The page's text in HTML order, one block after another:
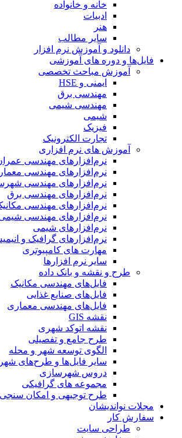
خانه و خانواده
ادبیات
هنر
سایر مطالب
دانلود و آموزش نرم افزار
فایل‌ها و دوره های آموزشی
آموزش مباحث تخصصی
ایمنی و HSE
مهندسی برق
مهندسی شیمی
شیمی
فیزیک
تجارت الکترونیک
آموزش های نرم افزاری
نرم‌افزارهای مهندسی عمران
نرم‌افزارهای مهندسی معماری
نرم‌افزارهای مهندسی شهرسازی
نرم‌افزارهای مهندسی برق
نرم‌افزارهای مهندسی مکانیک
نرم‌افزارهای مهندسی شیمی
نرم‌افزارهای شیمی
نرم‌افزارهای گرافیک و انیمیشن
مهارت های کامپیوتری
سایر نرم افزارها
طرح و نقشه و بانک داده
فایل‌های مهندسی مکانیک
فایل‌های صنایع غذایی
فایل‌های مهندسی معماری
نقشه GIS
نقشه اتوکد شهری
طرح جامع و تفصیلی
الگوی توسعه شهر و محله
سایر فایل‌ها و طرح‌های شهری
دروس شهرسازی
مجموعه های گرافیکی
طرح توجیهی و امکان سنجی
مجلات نواندیشان
سفارش کار
طراحی سایت